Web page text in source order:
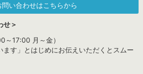
い合わせはこちらから
せ＞
17:00 月～金）
ます」とはじめにお伝えいただくとスムー